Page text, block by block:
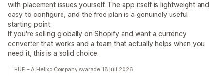
with placement issues yourself. The app itself is lightweight and
easy to configure, and the free plan is a genuinely useful
starting point.
If you're selling globally on Shopify and want a currency
converter that works and a team that actually helps when you
need it, this is a solid choice.
HUE – A Helixo Company svarade 18 juli 2026